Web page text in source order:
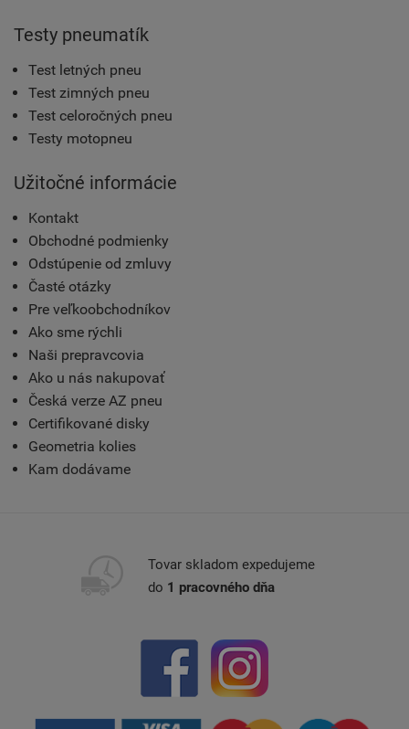
Testy pneumatík
Test letných pneu
Test zimných pneu
Test celoročných pneu
Testy motopneu
Užitočné informácie
Kontakt
Obchodné podmienky
Odstúpenie od zmluvy
Časté otázky
Pre veľkoobchodníkov
Ako sme rýchli
Naši prepravcovia
Ako u nás nakupovať
Česká verze AZ pneu
Certifikované disky
Geometria kolies
Kam dodávame
Tovar skladom expedujeme
do 1 pracovného dňa